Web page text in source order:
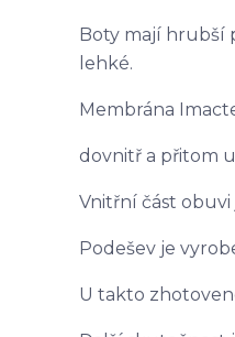
Boty mají hrubší
lehké.
Membrána
dovnitř a přitom
Vnitřní část
Podešev je
U takto